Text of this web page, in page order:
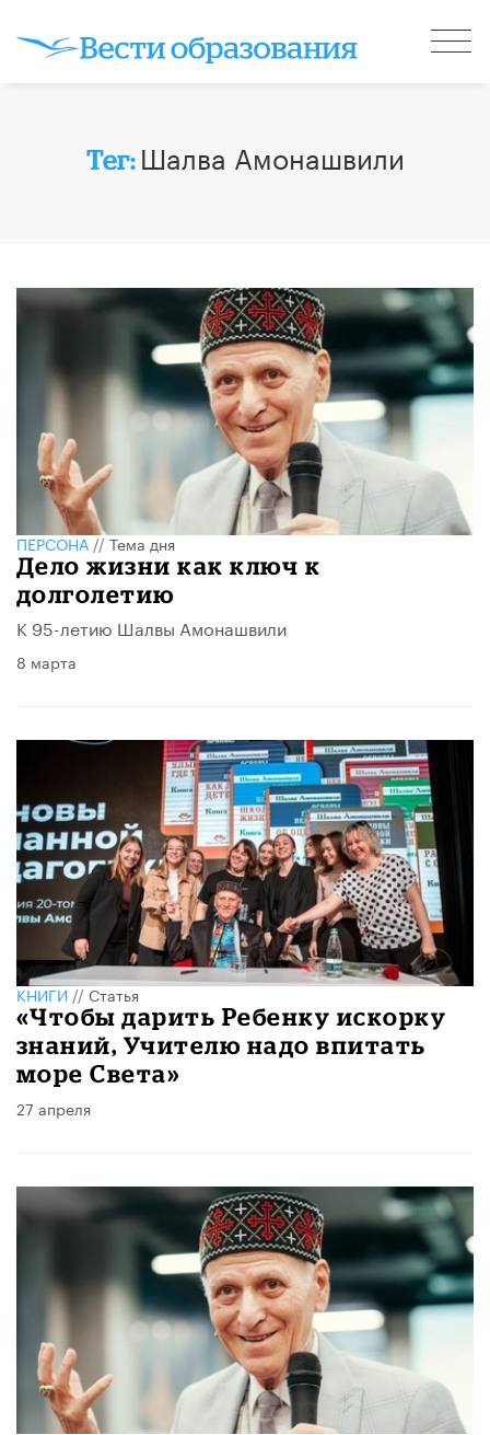
Тег: Шалва Амонашвили
ПЕРСОНА//Тема дня
Дело жизни как ключ к
долголетию
К 95-летию Шалвы Амонашвили
8 марта
КНИГИ//Статья
«Чтобы дарить Ребенку искорку
знаний, Учителю надо впитать
море Света»
27 апреля